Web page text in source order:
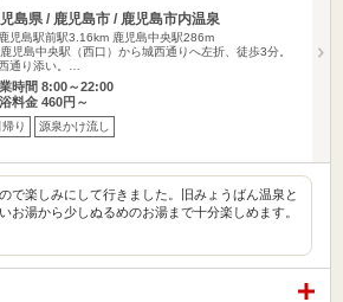
島県 / 鹿児島市 / 鹿児島市内温泉
児島駅前駅3.16km 鹿児島中央駅286m
児島中央駅（西口）から城西通りへ左折、徒歩3分。
通り添い。…
時間 8:00～22:00
料金 460円～
帰り 源泉かけ流し
で楽しみにして行きました。旧みょうばん温泉と
お湯から少しぬるめのお湯まで十分楽しめます。